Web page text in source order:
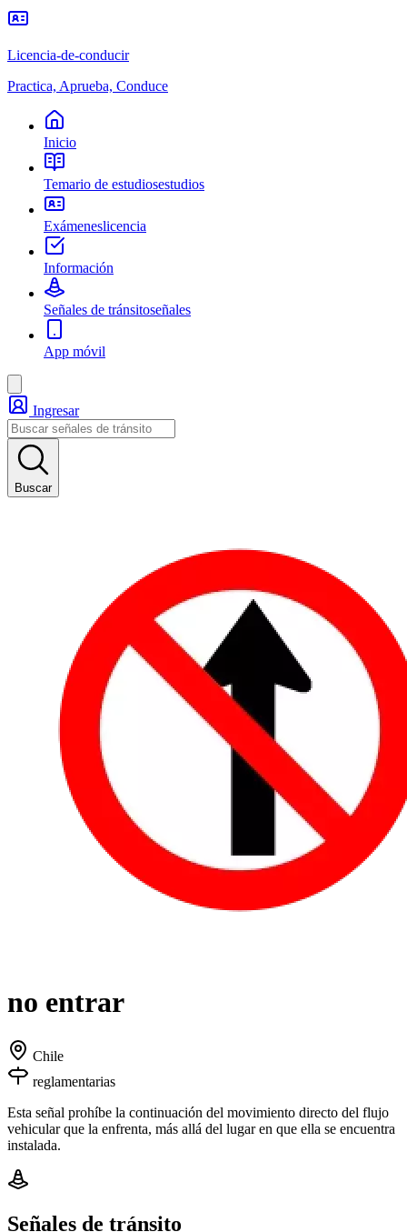
Licencia-de-conducir
Practica, Aprueba, Conduce
Inicio
Temario de estudiosestudios
Exámeneslicencia
Información
Señales de tránsitoseñales
App móvil
Ingresar
Buscar
no entrar
Chile
reglamentarias
Esta señal prohíbe la continuación del movimiento directo del flujo
vehicular que la enfrenta, más allá del lugar en que ella se encuentra
instalada.
Señales de tránsito